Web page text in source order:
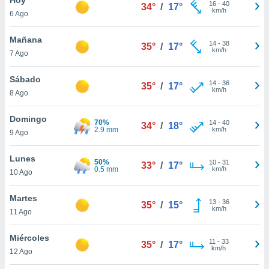
y
en
más
de
6 Ago
34° / 17° 16- 40
km/h
Mañana
7 Ago
35° / 17° 14- 38
km/h
Sábado
8 Ago
35° / 17° 14- 36
km/h
Domingo
9 Ago
70%
2.9 mm
34° / 18° 14- 40
km/h
Lunes
10 Ago
50%
0.5 mm
33° / 17° 10- 31
km/h
Martes
11 Ago
35° / 15° 13- 36
km/h
Miércoles
12 Ago
35° / 17° 11 - 33
km/h